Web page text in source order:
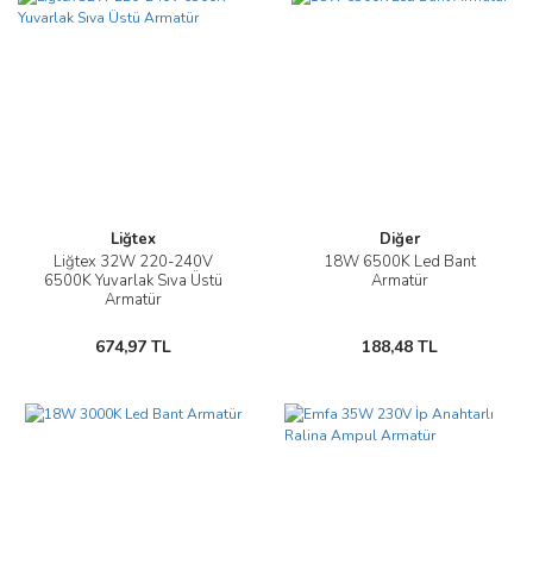
Liğtex
Liğtex 32W 220-240V
6500K Yuvarlak Sıva Üstü
Armatür
674,97 TL
Diğer
18W 6500K Led Bant
Armatür
188,48 TL